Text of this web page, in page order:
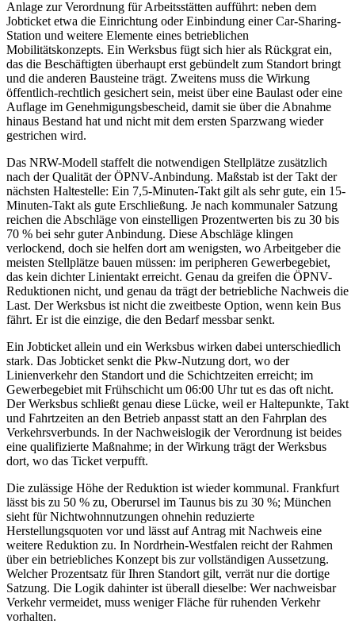
Anlage zur Verordnung für Arbeitsstätten aufführt: neben dem
Jobticket etwa die Einrichtung oder Einbindung einer Car-Sharing-
Station und weitere Elemente eines betrieblichen
Mobilitätskonzepts. Ein Werksbus fügt sich hier als Rückgrat ein,
das die Beschäftigten überhaupt erst gebündelt zum Standort bringt
und die anderen Bausteine trägt. Zweitens muss die Wirkung
öffentlich-rechtlich gesichert sein, meist über eine Baulast oder eine
Auflage im Genehmigungsbescheid, damit sie über die Abnahme
hinaus Bestand hat und nicht mit dem ersten Sparzwang wieder
gestrichen wird.
Das NRW-Modell staffelt die notwendigen Stellplätze zusätzlich
nach der Qualität der ÖPNV-Anbindung. Maßstab ist der Takt der
nächsten Haltestelle: Ein 7,5-Minuten-Takt gilt als sehr gute, ein 15-
Minuten-Takt als gute Erschließung. Je nach kommunaler Satzung
reichen die Abschläge von einstelligen Prozentwerten bis zu 30 bis
70 % bei sehr guter Anbindung. Diese Abschläge klingen
verlockend, doch sie helfen dort am wenigsten, wo Arbeitgeber die
meisten Stellplätze bauen müssen: im peripheren Gewerbegebiet,
das kein dichter Linientakt erreicht. Genau da greifen die ÖPNV-
Reduktionen nicht, und genau da trägt der betriebliche Nachweis die
Last. Der Werksbus ist nicht die zweitbeste Option, wenn kein Bus
fährt. Er ist die einzige, die den Bedarf messbar senkt.
Ein Jobticket allein und ein Werksbus wirken dabei unterschiedlich
stark. Das Jobticket senkt die Pkw-Nutzung dort, wo der
Linienverkehr den Standort und die Schichtzeiten erreicht; im
Gewerbegebiet mit Frühschicht um 06:00 Uhr tut es das oft nicht.
Der Werksbus schließt genau diese Lücke, weil er Haltepunkte, Takt
und Fahrtzeiten an den Betrieb anpasst statt an den Fahrplan des
Verkehrsverbunds. In der Nachweislogik der Verordnung ist beides
eine qualifizierte Maßnahme; in der Wirkung trägt der Werksbus
dort, wo das Ticket verpufft.
Die zulässige Höhe der Reduktion ist wieder kommunal. Frankfurt
lässt bis zu 50 % zu, Oberursel im Taunus bis zu 30 %; München
sieht für Nichtwohnnutzungen ohnehin reduzierte
Herstellungsquoten vor und lässt auf Antrag mit Nachweis eine
weitere Reduktion zu. In Nordrhein-Westfalen reicht der Rahmen
über ein betriebliches Konzept bis zur vollständigen Aussetzung.
Welcher Prozentsatz für Ihren Standort gilt, verrät nur die dortige
Satzung. Die Logik dahinter ist überall dieselbe: Wer nachweisbar
Verkehr vermeidet, muss weniger Fläche für ruhenden Verkehr
vorhalten.